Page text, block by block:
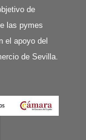
de
las pymes
el apoyo del
de Sevilla.